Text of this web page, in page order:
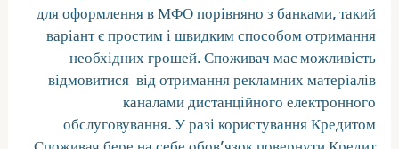
для оформлення в МФО порівняно з банками, такий
варіант є простим і швидким способом отримання
необхідних грошей. Споживач має можливість
відмовитися від отримання рекламних матеріалів
каналами дистанційного електронного
обслуговування. У разі користування Кредитом